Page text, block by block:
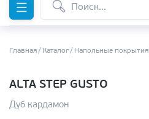
Главная Каталог Напольные покрытия
ALTA STEP GUSTO
Дуб кардамон